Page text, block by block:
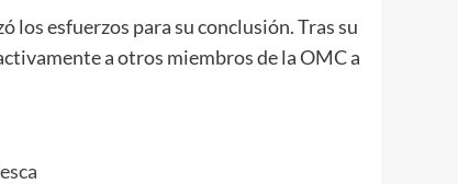
los esfuerzos para su conclusión. Tras su
a otros miembros de la OMC a